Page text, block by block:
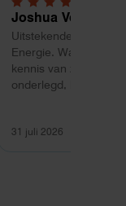
5,0 van 5 sterren
Joshua Verdonk
Uitstekende ervaring
Energie. Wat vooral
kennis van zaken:
onderlegd, heldere
Ook de nazorg is
31 juli 2026